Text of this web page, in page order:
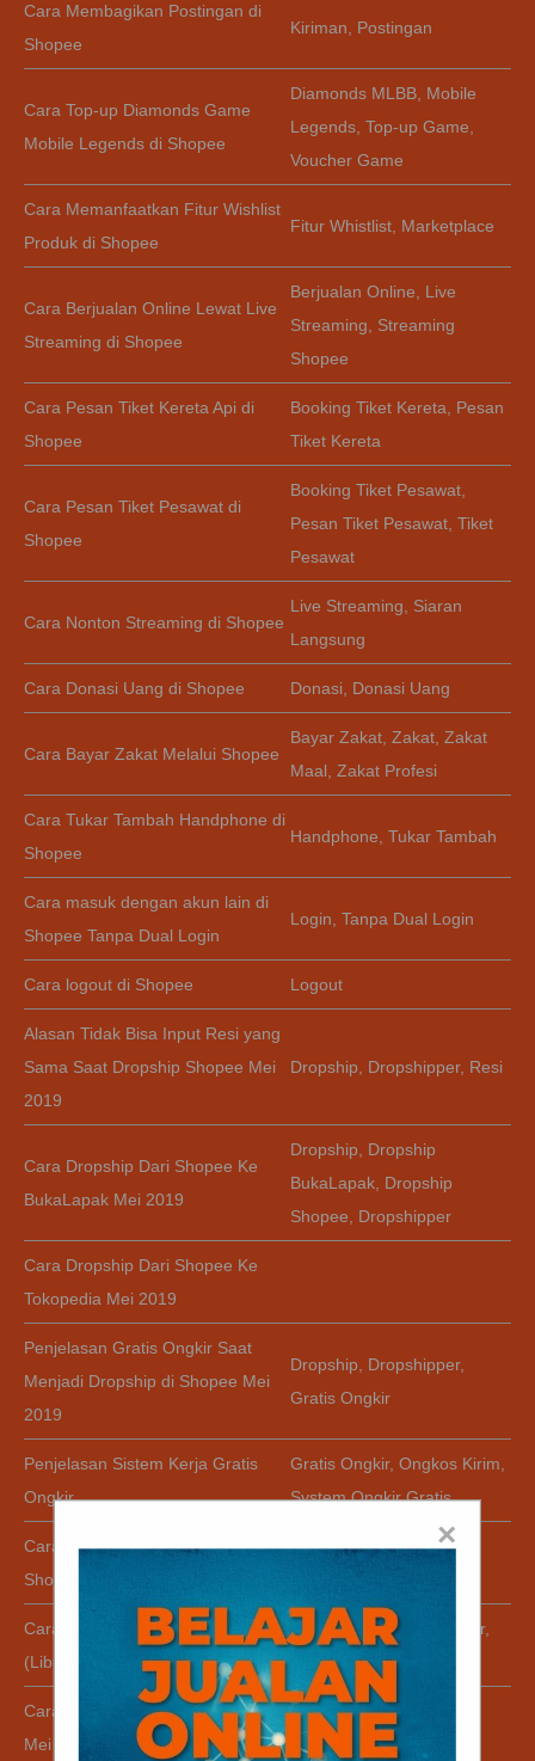
Cara Membagikan Postingan di
Shopee
Kiriman, Postingan
Cara Top-up Diamonds Game
Mobile Legends di Shopee
Diamonds MLBB, Mobile
Legends, Top-up Game,
Voucher Game
Cara Memanfaatkan Fitur Wishlist
Produk di Shopee
Fitur Whistlist, Marketplace
Cara Berjualan Online Lewat Live
Streaming di Shopee
Berjualan Online, Live
Streaming, Streaming
Shopee
Cara Pesan Tiket Kereta Api di
Shopee
Booking Tiket Kereta, Pesan
Tiket Kereta
Cara Pesan Tiket Pesawat di
Shopee
Booking Tiket Pesawat,
Pesan Tiket Pesawat, Tiket
Pesawat
Cara Nonton Streaming di Shopee
Live Streaming, Siaran
Langsung
Cara Donasi Uang di Shopee Donasi, Donasi Uang
Cara Bayar Zakat Melalui Shopee
Bayar Zakat, Zakat, Zakat
Maal, Zakat Profesi
Cara Tukar Tambah Handphone di
Shopee
Handphone, Tukar Tambah
Cara masuk dengan akun lain di
Shopee Tanpa Dual Login
Login, Tanpa Dual Login
Cara logout di Shopee Logout
Alasan Tidak Bisa Input Resi yang
Sama Saat Dropship Shopee Mei
2019
Dropship, Dropshipper, Resi
Cara Dropship Dari Shopee Ke
BukaLapak Mei 2019
Dropship, Dropship
BukaLapak, Dropship
Shopee, Dropshipper
Cara Dropship Dari Shopee Ke
Tokopedia Mei 2019
Penjelasan Gratis Ongkir Saat
Menjadi Dropship di Shopee Mei
2019
Dropship, Dropshipper,
Gratis Ongkir
Penjelasan Sistem Kerja Gratis
Ongkir
Gratis Ongkir, Ongkos Kirim,
System Ongkir Gratis
Cara Menutup Toko Permanen di
Shopee Mei 2019
Tutup Toko Permanen
Cara Menutup Toko Sementara
(Libur) di Shopee Mei 2019
Menutup Toko, Toko Libur,
Toko Online Libur
Cara Menghapus Akun Shopee
Mei 2019
Akun,Delete Akun
×